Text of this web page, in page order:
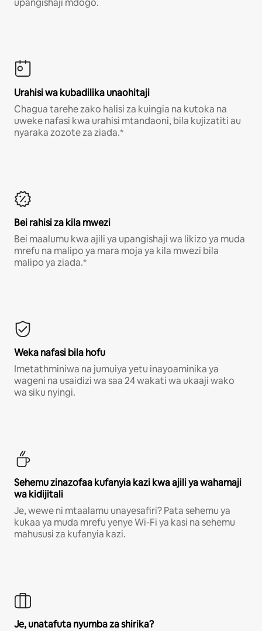
Urahisi wa kubadilika unaohitaji
Chagua tarehe zako halisi za kuingia na kutoka na
uweke nafasi kwa urahisi mtandaoni, bila kujizatiti au
nyaraka zozote za ziada.*
Bei rahisi za kila mwezi
Bei maalumu kwa ajili ya upangishaji wa likizo ya muda
mrefu na malipo ya mara moja ya kila mwezi bila
malipo ya ziada.*
Weka nafasi bila hofu
Imetathminiwa na jumuiya yetu inayoaminika ya
wageni na usaidizi wa saa 24 wakati wa ukaaji wako
wa siku nyingi.
Sehemu zinazofaa kufanyia kazi kwa ajili ya wahamaji
wa kidijitali
Je, wewe ni mtaalamu unayesafiri? Pata sehemu ya
kukaa ya muda mrefu yenye Wi-Fi ya kasi na sehemu
mahususi za kufanyia kazi.
Je, unatafuta nyumba za shirika?